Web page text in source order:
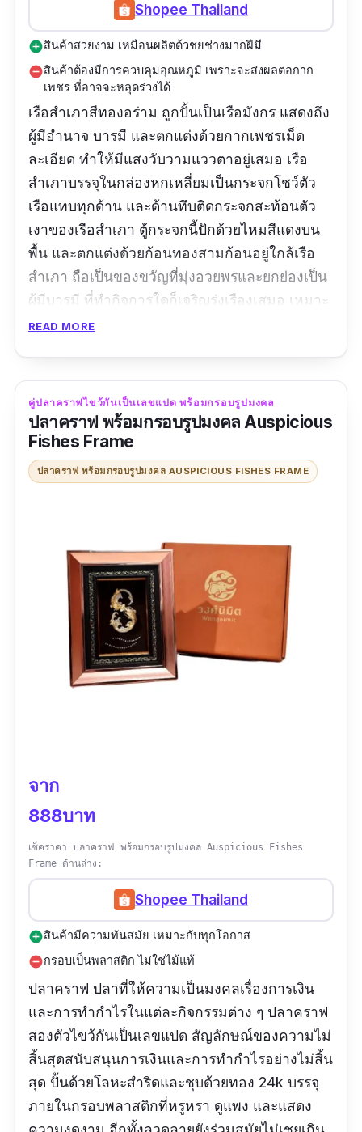
Shopee Thailand
add_circleสินค้าสวยงาม เหมือนผลิตด้วชยช่างมากฝีมื
remove_circleสินค้าต้องมีการควบคุมอุณหภูมิ เพราะจะส่งผลต่อกาก
เพชร ที่อาจจะหลุดร่วงได้
เรือสำเภาสีทองอร่าม ถูกปั้นเป็นเรือมังกร แสดงถึง
ผู้มีอำนาจ บารมี และตกแต่งด้วยกากเพชรเม็ด
ละเอียด ทำให้มีแสงวับวามแววตาอยู่เสมอ เรือ
สำเภาบรรจุในกล่องหกเหลี่ยมเป็นกระจกโชว์ตัว
เรือแทบทุกด้าน และด้านทึบติดกระจกสะท้อนตัว
เงาของเรือสำเภา ตู้กระจกนี้ปักด้วยไหมสีแดงบน
พื้น และตกแต่งด้วยก้อนทองสามก้อนอยู่ใกล้เรือ
สำเภา ถือเป็นของขวัญที่มุ่งอวยพรและยกย่องเป็น
ผู้มีบารมี ที่ทำกิจการใดก็เจริญรุ่งเรืองเสมอ เหมาะ
เป็นของขวัญวันเกษียณผู้ชาย ที่ถือเป็นการเริ่มต้น
ขนาด: 7.6*15.24*12.7 เซนติเมตร
รีวิว:การจัดส่งรวดเร็วทันใจ สินค้าห่อมาดีมาก ๆ
ไม่มีอะไรเสียหายเลย คุณภาพวัสดุโอเคเหมาะสม
กับราคาที่สั่ง สวยงามเหมือนในรูปทุกอย่างเลย เอา
READ MORE
คู่ปลาคราฟไขว้กันเป็นเลขแปด พร้อมกรอบรูปมงคล
ปลาคราฟ พร้อมกรอบรูปมงคล Auspicious
Fishes Frame
ปลาคราฟ พร้อมกรอบรูปมงคล AUSPICIOUS FISHES FRAME
จาก
888บาท
เช็คราคา ปลาคราฟ พร้อมกรอบรูปมงคล Auspicious Fishes
Frame ด้านล่าง:
Shopee Thailand
add_circleสินค้ามีความทันสมัย เหมาะกับทุกโอกาส
remove_circleกรอบเป็นพลาสติก ไม่ใช่ไม้แท้
ปลาคราฟ ปลาที่ให้ความเป็นมงคลเรื่องการเงิน
และการทำกำไรในแต่ละกิจกรรมต่าง ๆ ปลาคราฟ
สองตัวไขว้กันเป็นเลขแปด สัญลักษณ์ของความไม่
สิ้นสุดสนับสนุนการเงินและการทำกำไรอย่างไม่สิ้น
สุด ปั้นด้วยโลหะสำริดและชุบด้วยทอง 24k บรรจุ
ภายในกรอบพลาสติกที่หรูหรา ดูแพง และแสดง